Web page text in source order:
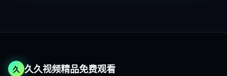
久 久久视频精品免费观看